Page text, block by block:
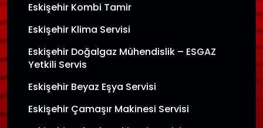
Eskişehir Kombi Tamir
Eskişehir Klima Servisi
Eskişehir Doğalgaz Mühendislik – ESGAZ
Yetkili Servis
Eskişehir Beyaz Eşya Servisi
Eskişehir Çamaşır Makinesi Servisi